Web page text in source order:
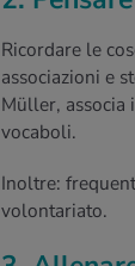
Ricordare le
associazioni e
Müller, associa
vocaboli.
Inoltre:
volontariato.